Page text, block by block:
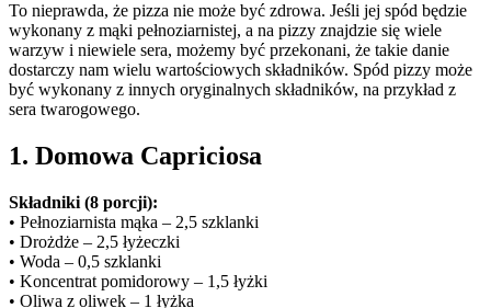
To nieprawda, że pizza nie może być zdrowa. Jeśli jej spód będzie
wykonany z mąki pełnoziarnistej, a na pizzy znajdzie się wiele
warzyw i niewiele sera, możemy być przekonani, że takie danie
dostarczy nam wielu wartościowych składników. Spód pizzy może
być wykonany z innych oryginalnych składników, na przykład z
sera twarogowego.
1. Domowa Capriciosa
Składniki (8 porcji):
• Pełnoziarnista mąka – 2,5 szklanki
• Drożdże – 2,5 łyżeczki
• Woda – 0,5 szklanki
• Koncentrat pomidorowy – 1,5 łyżki
• Oliwa z oliwek – 1 łyżka